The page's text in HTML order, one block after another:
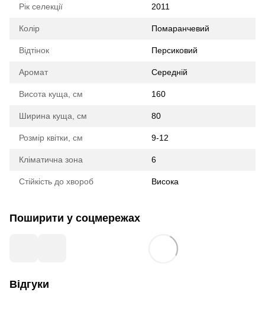
Рік селекції 2011
Колір Помаранчевий
Відтінок Персиковий
Аромат Середній
Висота куща, см 160
Ширина куща, см 80
Розмір квітки, см 9-12
Кліматична зона 6
Стійкість до хвороб Висока
Поширити у соцмережах
Відгуки